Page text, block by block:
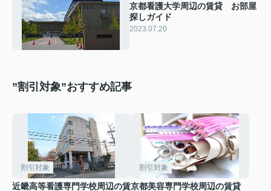
京都看護大学周辺の賃貸 お部屋
探しガイド
2023.07.20
”割引対象”おすすめ記事
割引対象
近畿高等看護専門学校周辺の賃
割引対象
京都美容専門学校周辺の賃貸